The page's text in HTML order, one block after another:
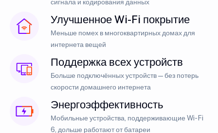
сигнала и кодирования данных
Улучшенное Wi-Fi покрытие
Меньше помех в многоквартирных домах для
интернета вещей
Поддержка всех устройств
Больше подключённых устройств — без потерь
скорости домашнего интернета
Энергоэффективность
Мобильные устройства, поддерживающие Wi-Fi
6, дольше работают от батареи